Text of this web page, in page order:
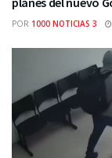
POR 1000 NOTICIAS 3